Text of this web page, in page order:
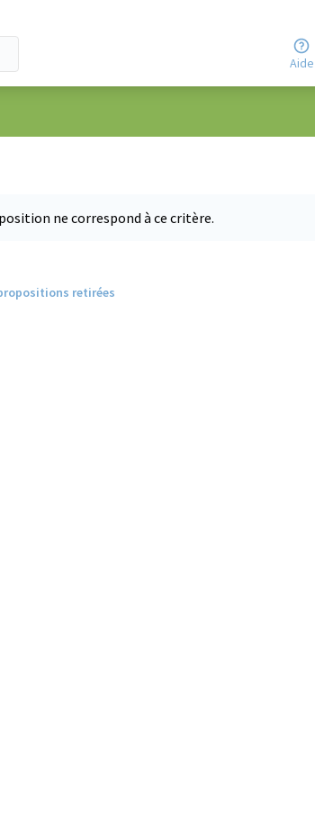
Aide
ne correspond à ce critère.
retirées